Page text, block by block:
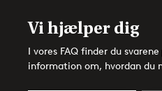
Vi hjælper dig
I vores FAQ finder du
information om, hvordan du